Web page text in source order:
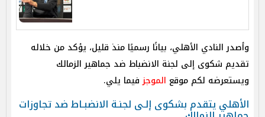
وأصدر النادي الأهلي، بيانًا رسميًا منذ قليل، يؤكد من خلاله
تقديم شكوى إلى لجنة الانضباط ضد جماهير الزمالك
ويستعرضه لكم موقع الموجزفيما يلي.
الأهلي يتقدم بشكوى إلـى لجنـة الانضبـاط ضد تجاوزات